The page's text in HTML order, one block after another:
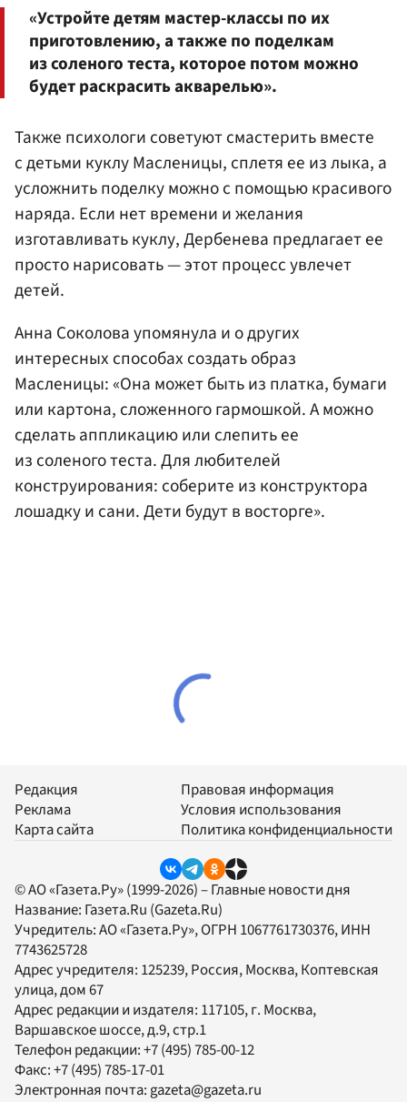
«Устройте детям мастер-классы по их
приготовлению, а также по поделкам
из соленого теста, которое потом можно
будет раскрасить акварелью».
Также психологи советуют смастерить вместе
с детьми куклу Масленицы, сплетя ее из лыка, а
усложнить поделку можно с помощью красивого
наряда. Если нет времени и желания
изготавливать куклу, Дербенева предлагает ее
просто нарисовать — этот процесс увлечет
детей.
Анна Соколова упомянула и о других
интересных способах создать образ
Масленицы: «Она может быть из платка, бумаги
или картона, сложенного гармошкой. А можно
сделать аппликацию или слепить ее
из соленого теста. Для любителей
конструирования: соберите из конструктора
лошадку и сани. Дети будут в восторге».
Редакция
Реклама
Карта сайта
Правовая информация
Условия использования
Политика конфиденциальности
© АО «Газета.Ру» (1999-2026) – Главные новости дня
Название: Газета.Ru (Gazeta.Ru)
Учредитель:АО «Газета.Ру», ОГРН 1067761730376, ИНН
7743625728
Адрес учредителя: 125239, Россия, Москва, Коптевская
улица, дом 67
Адрес редакции и издателя: 117105, г. Москва,
Варшавское шоссе, д.9, стр.1
Телефон редакции:+7 (495) 785-00-12
Факс:+7 (495) 785-17-01
Электронная почта:gazeta@gazeta.ru